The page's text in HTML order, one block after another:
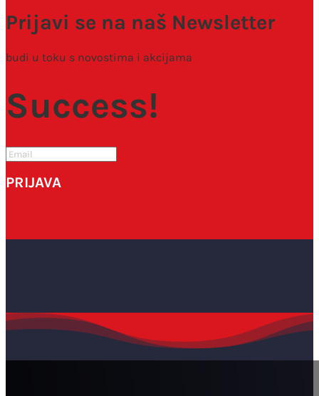
Prijavi se na naš Newsletter
budi u toku s novostima i akcijama
Success!
PRIJAVA